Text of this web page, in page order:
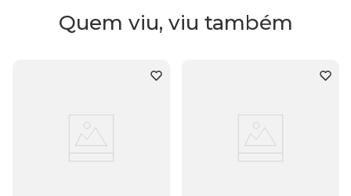
- Lâminas afiadas
- Corte preciso e alta durabilidade
- Cabo antideslizante: mais segurança e conforto ao
Quem viu, viu também